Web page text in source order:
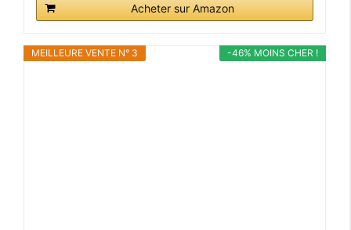
Acheter sur Amazon
-46% MOINS CHER !
MEILLEURE VENTE N° 3